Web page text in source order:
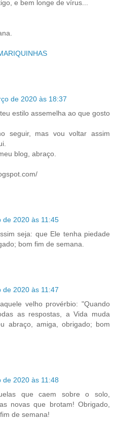
e bem longe de vírus...
de 2020 às 18:37
estilo assemelha ao que gosto
seguir, mas vou voltar assim
blog, abraço.
de 2020 às 11:45
seja: que Ele tenha piedade
bom fim de semana.
de 2020 às 11:47
velho provérbio: "Quando
as respostas, a Vida muda
abraço, amiga, obrigado; bom
de 2020 às 11:48
que caem sobre o solo,
novas que brotam! Obrigado,
de semana!